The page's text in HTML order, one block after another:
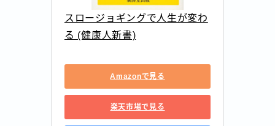
スロージョギングで人生が変わ
る (健康人新書)
Amazonで見る
楽天市場で見る